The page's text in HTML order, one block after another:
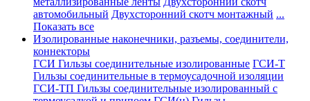
автомобильный Двухсторонний скотч монтажный ...
Показать все
Изолированные наконечники, разъемы, соединители,
коннекторы
ГСИ Гильзы соединительные изолированные ГСИ-Т
Гильзы соединительные в термоусадочной изоляции
ГСИ-ТП Гильзы соединительные изолированный с